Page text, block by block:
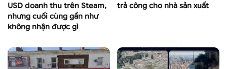
USD doanh thu trên Steam,
nhưng cuối cùng gần như
không nhận được gì
trả công cho nhà sản xuất